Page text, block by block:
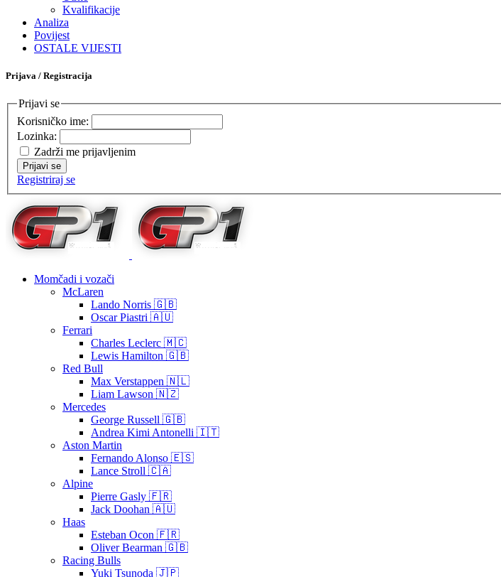
Kvalifikacije
Analiza
Povijest
OSTALE VIJESTI
Prijava / Registracija
Prijavi se
Korisničko ime:
Lozinka:
Zadrži me prijavljenim
Prijavi se
Registriraj se
Momčadi i vozači
McLaren
Lando Norris 🇬🇧
Oscar Piastri 🇦🇺
Ferrari
Charles Leclerc 🇲🇨
Lewis Hamilton 🇬🇧
Red Bull
Max Verstappen 🇳🇱
Liam Lawson 🇳🇿
Mercedes
George Russell 🇬🇧
Andrea Kimi Antonelli 🇮🇹
Aston Martin
Fernando Alonso 🇪🇸
Lance Stroll 🇨🇦
Alpine
Pierre Gasly 🇫🇷
Jack Doohan 🇦🇺
Haas
Esteban Ocon 🇫🇷
Oliver Bearman 🇬🇧
Racing Bulls
Yuki Tsunoda 🇯🇵